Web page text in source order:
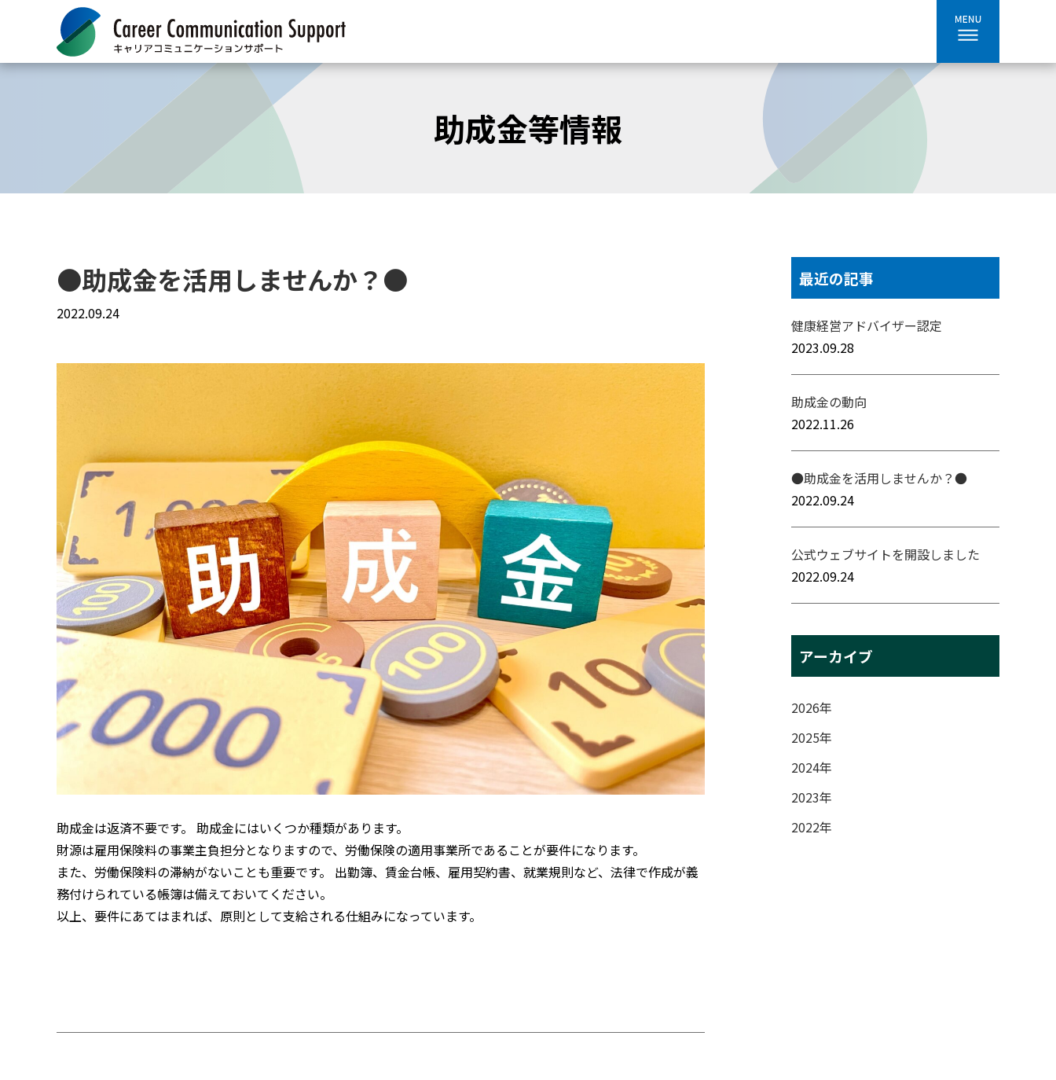
助成金等情報
●助成金を活用しませんか？●
2022.09.24
助成金は返済不要です。 助成金にはいくつか種類があります。
財源は雇用保険料の事業主負担分となりますので、労働保険の適用事業所であることが要件になります。
また、労働保険料の滞納がないことも重要です。 出勤簿、賃金台帳、雇用契約書、就業規則など、法律で作成が義
務付けられている帳簿は備えておいてください。
以上、要件にあてはまれば、原則として支給される仕組みになっています。
最近の記事
健康経営アドバイザー認定
2023.09.28
助成金の動向
2022.11.26
●助成金を活用しませんか？●
2022.09.24
公式ウェブサイトを開設しました
2022.09.24
アーカイブ
2026年
2025年
2024年
2023年
2022年